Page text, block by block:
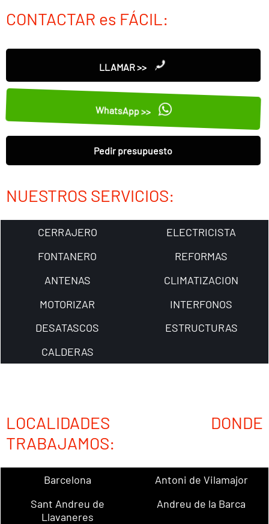
CONTACTAR es FÁCIL:
LLAMAR >>
WhatsApp >>
Pedir presupuesto
NUESTROS SERVICIOS:
CERRAJERO
ELECTRICISTA
FONTANERO
REFORMAS
ANTENAS
CLIMATIZACION
MOTORIZAR
INTERFONOS
DESATASCOS
ESTRUCTURAS
CALDERAS
LOCALIDADES DONDE
TRABAJAMOS:
Barcelona
Antoni de Vilamajor
Sant Andreu de
Llavaneres
Andreu de la Barca